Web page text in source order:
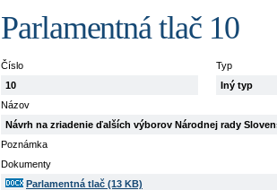
Parlamentná tlač 10
Číslo
10
Typ
Iný typ
Názov
Návrh na zriadenie ďalších výborov Národnej rady
Poznámka
Dokumenty
Parlamentná tlač (13 KB)